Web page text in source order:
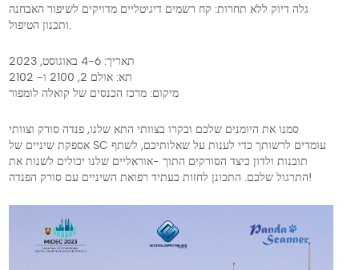
גלה דיוק ללא תחרות: קח רשמים דיגיטליים מדויקים לשיפור האבחנה
תאריך: 4-6 באוגוסט, 2023
תא: אולם 2, 2100 ו- 2102
מיקום: מרכז הכנסים של קואלה לומפור
סמנו את היומנים שלכם ובקרו בצוותי התא שלנו, פנדה סורק וצוותי
אספקת שיניים של SC עומדים לרשותך כדי לענות על שאלותיכם, לשתף
תובנות ולדון כיצד הסורקים התוך -אוראליים שלנו יכולים לשנות את
התרגול שלכם. התכונן לחזות בעתיד רפואת השיניים עם סורק הפנדה!